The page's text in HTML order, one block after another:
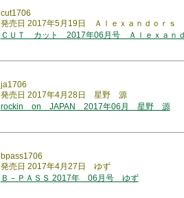
cut1706
発売日 2017年5月19日 Ａｌｅｘａｎｄｏｒｓ
ＣＵＴ カット 2017年06月号 Ａｌｅｘａｎ
ja1706
発売日 2017年4月28日 星野 源
rockin on JAPAN 2017年06月 星野 源
bpass1706
発売日 2017年4月27日 ゆず
Ｂ－ＰＡＳＳ 2017年 06月号 ゆず